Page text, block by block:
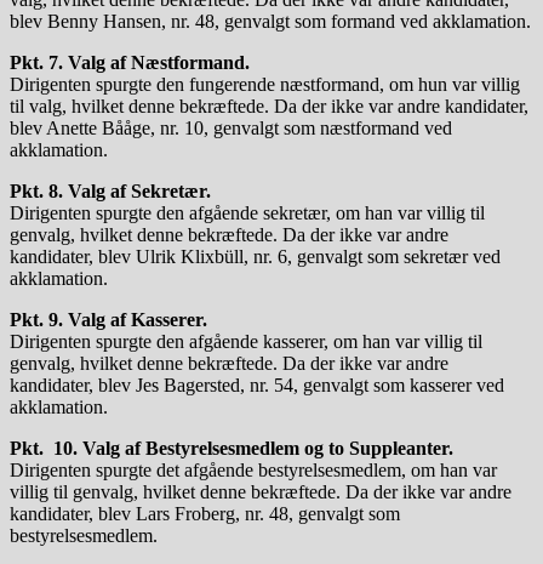
blev Benny Hansen, nr. 48, genvalgt som formand ved akklamation.
Pkt. 7. Valg af Næstformand.
Dirigenten spurgte den fungerende næstformand, om hun var villig
til valg, hvilket denne bekræftede. Da der ikke var andre kandidater,
blev Anette Bååge, nr. 10, genvalgt som næstformand ved
akklamation.
Pkt. 8. Valg af Sekretær.
Dirigenten spurgte den afgående sekretær, om han var villig til
genvalg, hvilket denne bekræftede. Da der ikke var andre
kandidater, blev Ulrik Klixbüll, nr. 6, genvalgt som sekretær ved
akklamation.
Pkt. 9. Valg af Kasserer.
Dirigenten spurgte den afgående kasserer, om han var villig til
genvalg, hvilket denne bekræftede. Da der ikke var andre
kandidater, blev Jes Bagersted, nr. 54, genvalgt som kasserer ved
akklamation.
Pkt. 10. Valg af Bestyrelsesmedlem og to Suppleanter.
Dirigenten spurgte det afgående bestyrelsesmedlem, om han var
villig til genvalg, hvilket denne bekræftede. Da der ikke var andre
kandidater, blev Lars Froberg, nr. 48, genvalgt som
bestyrelsesmedlem.